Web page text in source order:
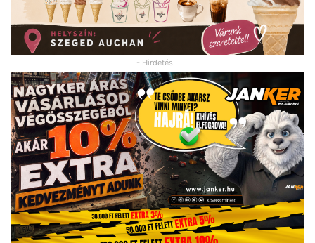
- Hirdetés -